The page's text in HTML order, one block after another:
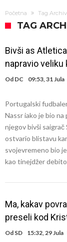
daleko”
Koliko traži
Zašto je
historijski
Kapiten
zahtijeva
Potresne
tjera suze
GROM
igrača!
Početna Tag
TAG
Bivši as
napravio veliku
Od DC 09:53, 31 Jula
Portugalski
Nassr iako je bio
njegov bivši
ostvario blistavu
svojevremeno bio
kao tinejdžer
Ma, kakav
preseli kod
Od SD 15:32, 29 Jula